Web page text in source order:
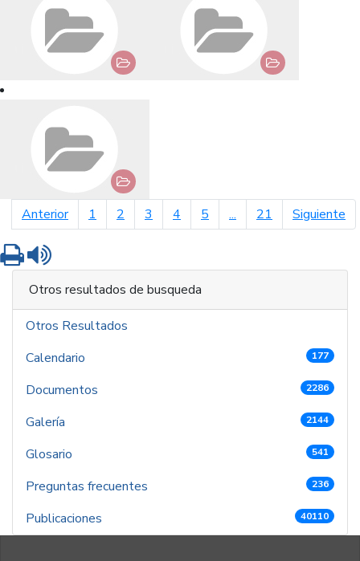
Anteriorpágina anterior
1 2 3 4 5 ... 21 Siguiente
Imprimir
Otros resultados de busqueda
Otros Resultados
Calendario
177
Documentos 2286
Galería 2144
Glosario 541
Preguntas frecuentes 236
Publicaciones 40110